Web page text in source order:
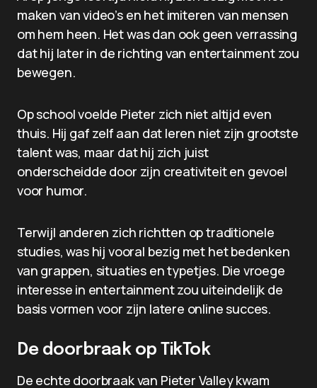
maken van video’s en het imiteren van mensen
om hem heen. Het was dan ook geen verrassing
dat hij later in de richting van entertainment zou
bewegen.
Op school voelde Pieter zich niet altijd even
thuis. Hij gaf zelf aan dat leren niet zijn grootste
talent was, maar dat hij zich juist
onderscheidde door zijn creativiteit en gevoel
voor humor.
Terwijl anderen zich richtten op traditionele
studies, was hij vooral bezig met het bedenken
van grappen, situaties en typetjes. Die vroege
interesse in entertainment zou uiteindelijk de
basis vormen voor zijn latere online succes.
De doorbraak op TikTok
De echte doorbraak van Pieter Valley kwam